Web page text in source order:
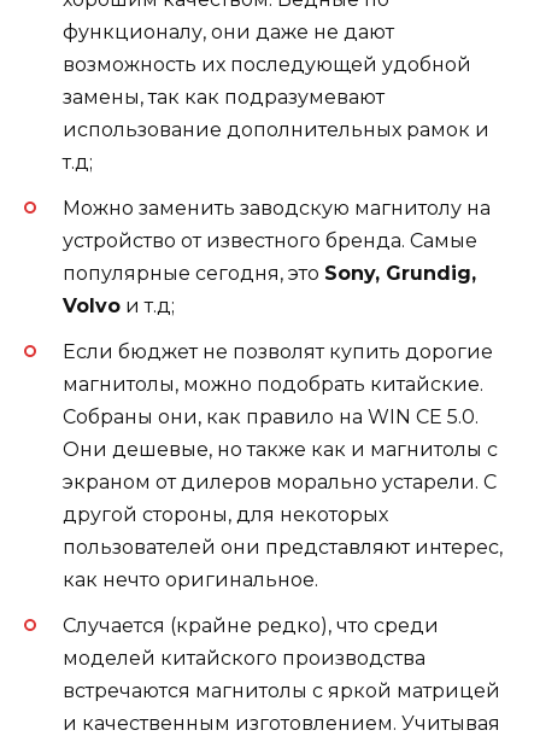
функционалу, они даже не дают
возможность их последующей удобной
замены, так как подразумевают
использование дополнительных рамок и
т.д;
Можно заменить заводскую магнитолу на
устройство от известного бренда. Самые
популярные сегодня, это Sony, Grundig,
Volvо и т.д;
Если бюджет не позволят купить дорогие
магнитолы, можно подобрать китайские.
Собраны они, как правило на WIN CE 5.0.
Они дешевые, но также как и магнитолы с
экраном от дилеров морально устарели. С
другой стороны, для некоторых
пользователей они представляют интерес,
как нечто оригинальное.
Случается (крайне редко), что среди
моделей китайского производства
встречаются магнитолы с яркой матрицей
и качественным изготовлением. Учитывая